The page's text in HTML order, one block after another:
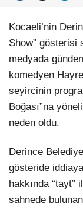
Kocaeli’nin
Show” gösterisi
medyada
komedyen
seyircinin
Boğası”na
neden oldu.
Derince
gösteride
hakkında
sahnede